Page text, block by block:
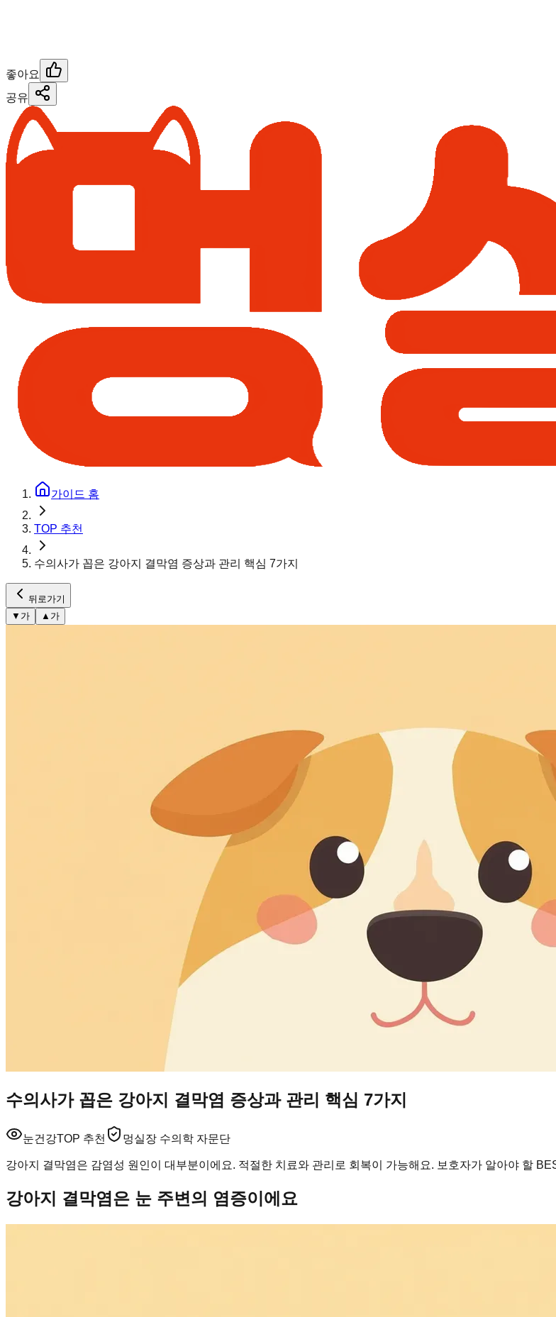
좋아요
공유
가이드 홈
TOP 추천
수의사가 꼽은 강아지 결막염 증상과 관리 핵심 7가지
뒤로가기
▼ 가 ▲ 가
수의사가 꼽은 강아지 결막염 증상과 관리 핵심 7가지
눈건강TOP 추천 멍실장 수의학 자문단
강아지 결막염은 감염성 원인이 대부분이에요. 적절한 치료와 관리로 회복이 가능해요. 보호자가 알아야 할
강아지 결막염은 눈 주변의 염증이에요